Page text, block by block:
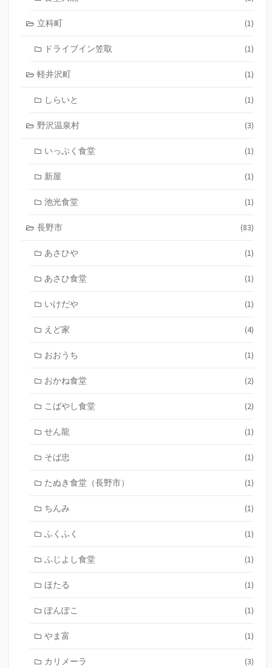
立科町 (1)
ドライブイン笠取 (1)
軽井沢町 (1)
しらいと (1)
野沢温泉村 (3)
いっぷく食堂 (1)
新屋 (1)
池光食堂 (1)
長野市 (83)
あさひや (1)
あさひ食堂 (1)
いけだや (1)
えど家 (4)
おおうち (1)
おかね食堂 (2)
こばやし食堂 (2)
せん龍 (1)
そば忠 (1)
たぬき食堂（長野市） (1)
ちんみ (1)
ふくふく (1)
ふじよし食堂 (1)
ほたる (1)
ぽんぽこ (1)
やま富 (1)
カリメーラ (3)